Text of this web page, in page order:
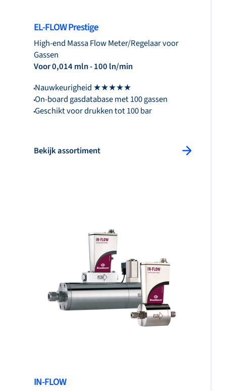
EL-FLOW Prestige
High-end Massa Flow Meter/Regelaar voor
Gassen
Voor 0,014 mln - 100 ln/min
Nauwkeurigheid ★★★★★
On-board gasdatabase met 100 gassen
Geschikt voor drukken tot 100 bar
Bekijk assortiment
IN-FLOW